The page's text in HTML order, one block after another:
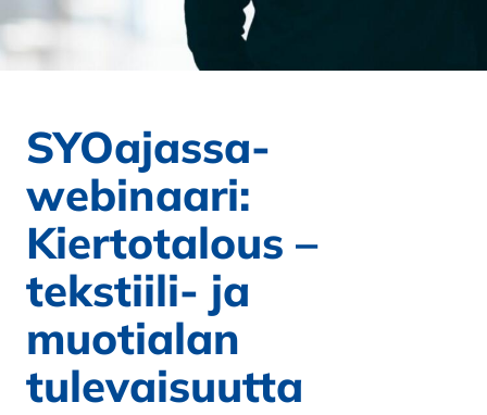
SYOajassa-
webinaari:
Kiertotalous –
tekstiili- ja
muotialan
tulevaisuutta